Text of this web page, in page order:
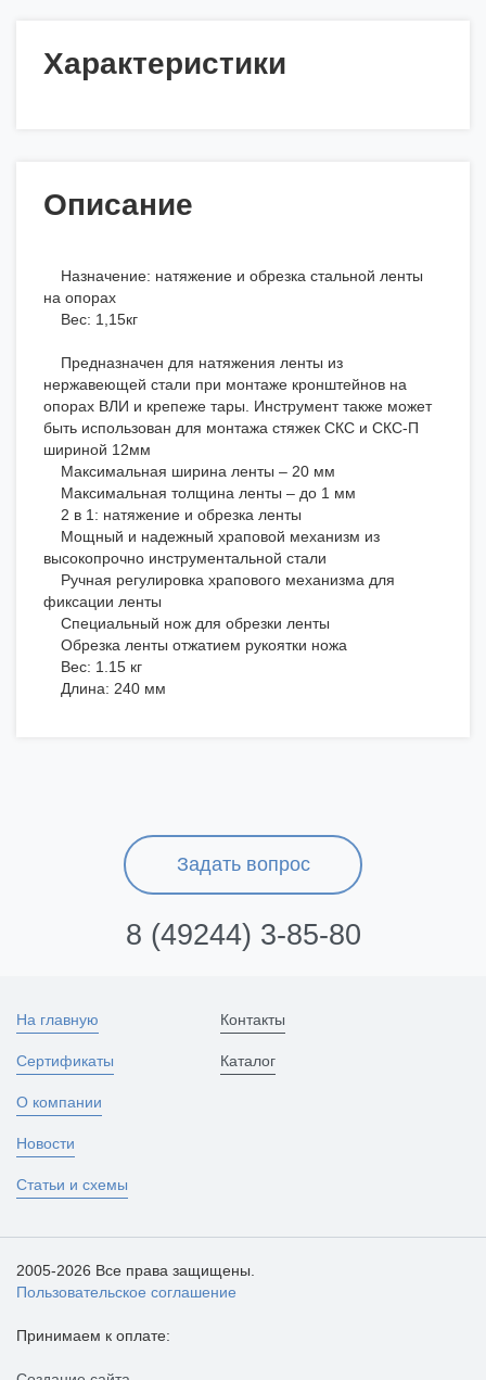
Характеристики
Описание
Назначение: натяжение и обрезка стальной ленты
на опорах
Вес: 1,15кг
Предназначен для натяжения ленты из
нержавеющей стали при монтаже кронштейнов на
опорах ВЛИ и крепеже тары. Инструмент также может
быть использован для монтажа стяжек СКС и СКС-П
шириной 12мм
Максимальная ширина ленты – 20 мм
Максимальная толщина ленты – до 1 мм
2 в 1: натяжение и обрезка ленты
Мощный и надежный храповой механизм из
высокопрочно инструментальной стали
Ручная регулировка храпового механизма для
фиксации ленты
Специальный нож для обрезки ленты
Обрезка ленты отжатием рукоятки ножа
Вес: 1.15 кг
Длина: 240 мм
Задать вопрос
8 (49244) 3-85-80
На главную
Сертификаты
О компании
Новости
Статьи и схемы
Контакты
Каталог
2005-2026 Все права защищены.
Пользовательское соглашение
Принимаем к оплате: